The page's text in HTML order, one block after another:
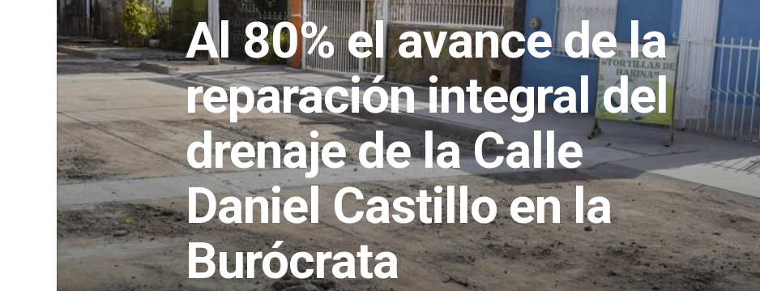
Al 80% el avance de la
reparación integral del
drenaje de la Calle
Daniel Castillo en la
Burócrata